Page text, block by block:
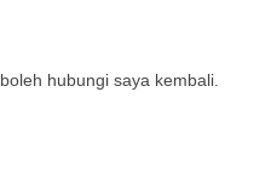
hubungi saya kembali.